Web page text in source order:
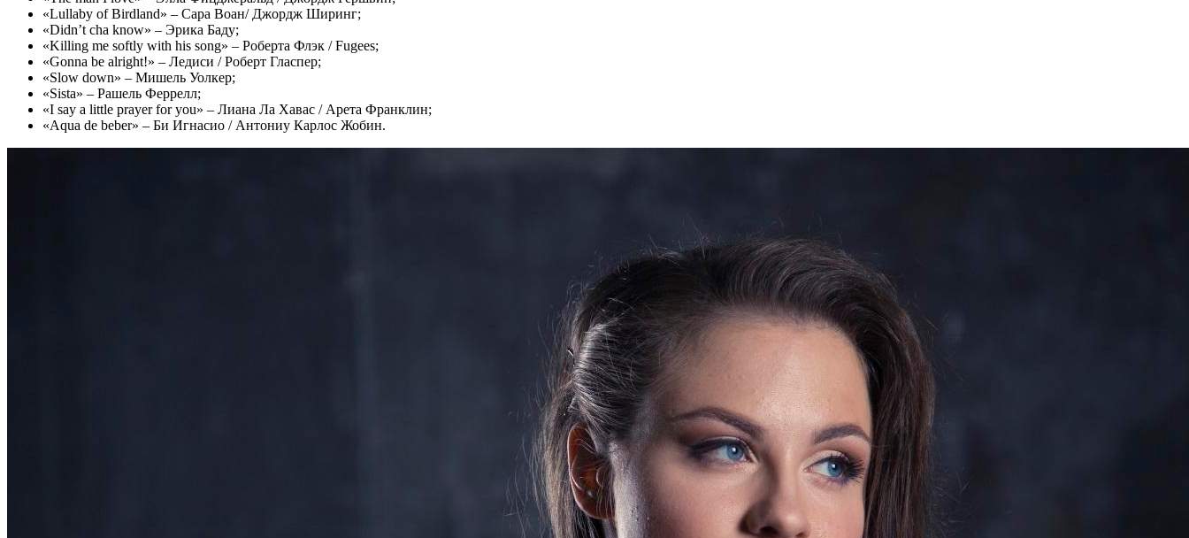
«Lullaby of Birdland» – Сара Воан/ Джордж Ширинг;
«Didn’t cha know» – Эрика Баду;
«Killing me softly with his song» – Роберта Флэк / Fugees;
«Gonna be alright!» – Ледиси / Роберт Гласпер;
«Slow down» – Мишель Уолкер;
«Sista» – Рашель Феррелл;
«I say a little prayer for you» – Лиана Ла Хавас / Арета Франклин;
«Aqua de beber» – Би Игнасио / Антониу Карлос Жобин.